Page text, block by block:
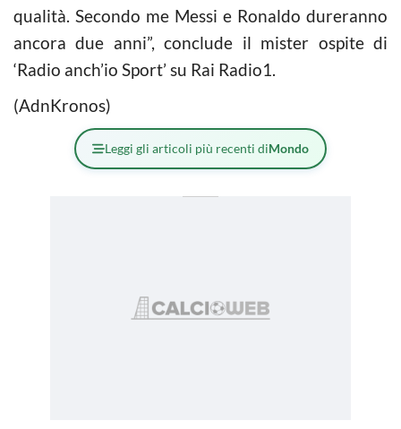
qualità. Secondo me Messi e Ronaldo dureranno
ancora due anni”, conclude il mister ospite di
‘Radio anch’io Sport’ su Rai Radio1.
(AdnKronos)
Leggi gli articoli più recenti diMondo